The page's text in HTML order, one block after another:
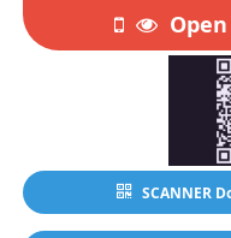
Open
SCANNER